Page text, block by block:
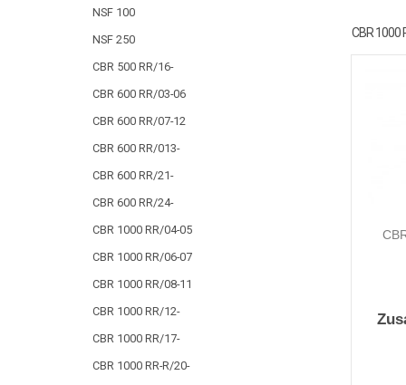
NSF 100
NSF 250
CBR 500 RR/16-
CBR 600 RR/03-06
CBR 600 RR/07-12
CBR 600 RR/013-
CBR 600 RR/21-
CBR 600 RR/24-
CBR 1000 RR/04-05
CBR 1000 RR/06-07
CBR 1000 RR/08-11
CBR 1000 RR/12-
CBR 1000 RR/17-
CBR 1000 RR-R/20-
CBR 1000